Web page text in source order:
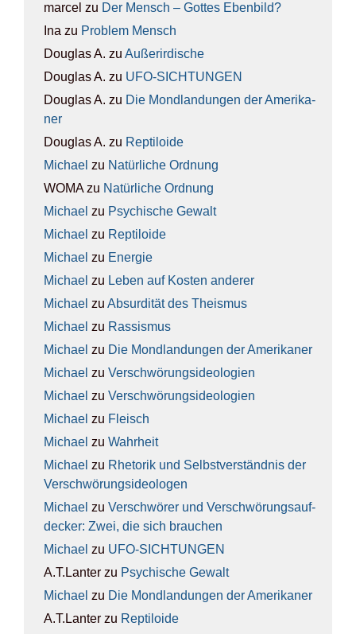
marcel zu Der Mensch – Got­tes Eben­bild?
Ina zu Pro­blem Mensch
Douglas A. zu Außer­ir­di­sche
Douglas A. zu UFO-SICH­TUN­GEN
Douglas A. zu Die Mond­lan­dun­gen der Ame­ri­ka­
ner
Douglas A. zu Rep­ti­lo­ide
Michael zu Natür­li­che Ord­nung
WOMAzu Natür­li­che Ord­nung
Michael zu Psy­chi­sche Gewalt
Michael zu Rep­ti­lo­ide
Michael zu Ener­gie
Michael zu Leben auf Kos­ten ande­rer
Michael zu Absur­di­tät des The­is­mus
Michael zu Ras­sis­mus
Michael zu Die Mond­lan­dun­gen der Ame­ri­ka­ner
Michael zu Ver­schwö­rungs­ideo­lo­gien
Michael zu Ver­schwö­rungs­ideo­lo­gien
Michael zu Fleisch
Michael zu Wahr­heit
Michael zu Rhe­to­rik und Selbst­ver­ständ­nis der
Ver­schwö­rungs­ideo­lo­gen
Michael zu Ver­schwö­rer und Ver­schwö­rungs­auf­
de­cker: Zwei, die sich brau­chen
Michael zu UFO-SICH­TUN­GEN
A.T.Lanter zu Psy­chi­sche Gewalt
Michael zu Die Mond­lan­dun­gen der Ame­ri­ka­ner
A.T.Lanter zu Rep­ti­lo­ide